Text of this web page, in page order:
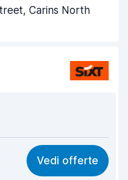
9,4
Carins North
8,7
9,3
Vedi offerte